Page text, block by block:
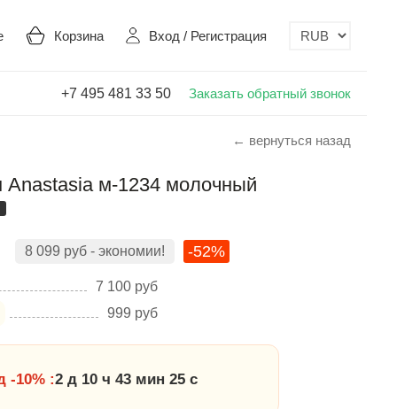
Корзина Вход / Регистрация
+7 495 481 33 50 Заказать обратный звонок
← вернуться назад
м-1234 молочный
8 099 руб - экономии! -52%
7 100 руб
999 руб
-10% :2 д 10 ч 43 мин 24 с